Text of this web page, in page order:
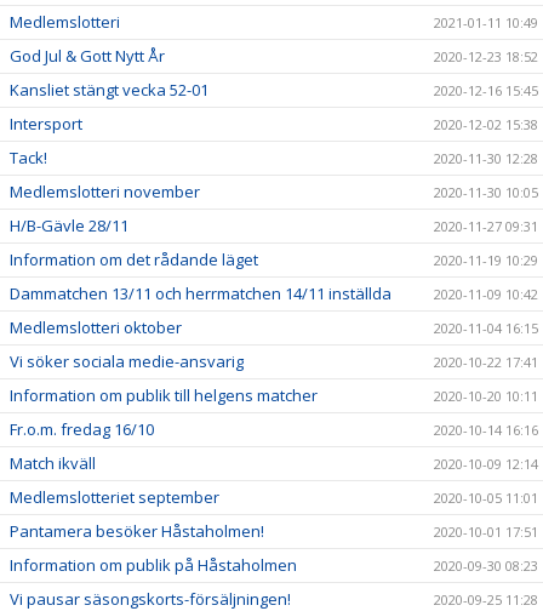
Medlemslotteri 2021-01-11 10:49
God Jul & Gott Nytt År 2020-12-23 18:52
Kansliet stängt vecka 52-01 2020-12-16 15:45
Intersport 2020-12-02 15:38
Tack! 2020-11-30 12:28
Medlemslotteri november 2020-11-30 10:05
H/B-Gävle 28/11 2020-11-27 09:31
Information om det rådande läget 2020-11-19 10:29
Dammatchen 13/11 och herrmatchen 14/11 inställda 2020-11-09 10:42
Medlemslotteri oktober 2020-11-04 16:15
Vi söker sociala medie-ansvarig 2020-10-22 17:41
Information om publik till helgens matcher 2020-10-20 10:11
Fr.o.m. fredag 16/10 2020-10-14 16:16
Match ikväll 2020-10-09 12:14
Medlemslotteriet september 2020-10-05 11:01
Pantamera besöker Håstaholmen! 2020-10-01 17:51
Information om publik på Håstaholmen 2020-09-30 08:23
Vi pausar säsongskorts-försäljningen! 2020-09-25 11:28